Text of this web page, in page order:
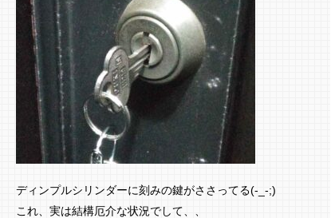
ディンプルシリンダーに刻みの鍵がささってる(-_-;)
これ、実は結構厄介な状況でして、、